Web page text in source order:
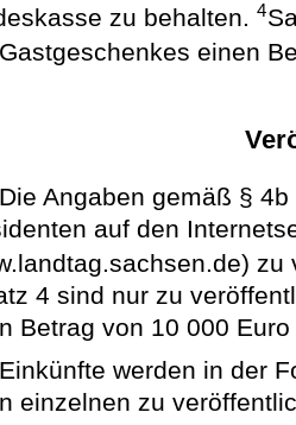
zu behalten.4
einen
Die Angaben gemäß §
auf den
4 sind nur zu
Betrag von 10 000
Einkünfte werden in der
einzelnen zu